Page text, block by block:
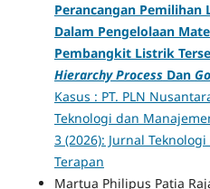
Perancangan Pemilihan
Dalam Pengelolaan
Pembangkit Listrik
Hierarchy Process Dan
Kasus : PT. PLN
Teknologi dan
3 (2026): Jurnal
Terapan
Martua Philipus Patia